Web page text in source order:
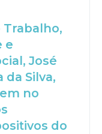
e
José
da Silva,
no
do